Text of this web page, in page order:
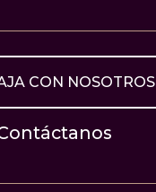
CON NOSOTROS